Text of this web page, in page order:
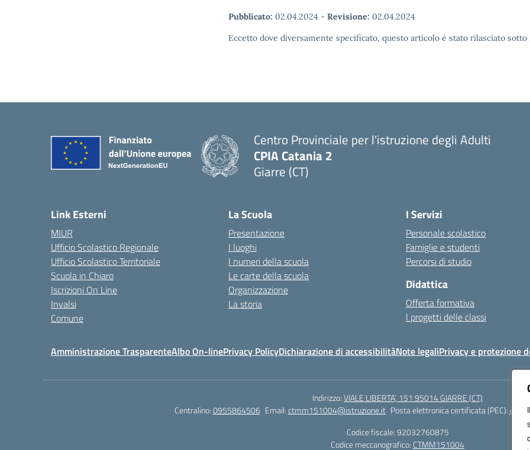
Pubblicato: 02.04.2024 - Revisione: 02.04.2024
Eccetto dove diversamente specificato, questo articolo è stato rilasciato
Centro Provinciale per l'istruzione degli Adulti
CPIA Catania 2
Giarre (CT)
Link Esterni
MIUR
Ufficio Scolastico Regionale
Ufficio Scolastico Territoriale
Scuola in Chiaro
Iscrizioni On Line
Invalsi
Comune
La Scuola
Presentazione
I luoghi
I numeri della scuola
Le carte della scuola
Organizzazione
La storia
I Servizi
Personale scolastico
Famiglie e studenti
Percorsi di studio
Didattica
Offerta formativa
I progetti delle classi
Amministrazione TrasparenteAlbo On-linePrivacy PolicyDichiarazione di accessibilitàNote legaliPrivacy e protezione
Indirizzo:VIALE LIBERTA’, 151 95014 GIARRE (CT)
Centralino:0955864506 Email:ctmm151004@istruzione.it Posta elettronica certificata (PEC):
Codice fiscale: 92032760875
Codice meccanografico: CTMM151004